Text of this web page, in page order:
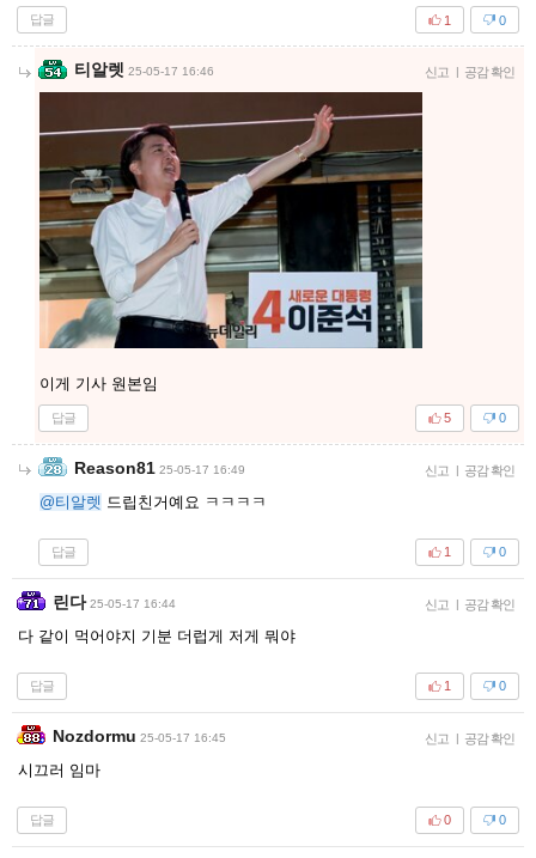
답글 0
1
티알렛 25-05-17 16:46 신고 | 공감 확인
이게 기사 원본임
답글 0
5
Reason81 25-05-17 16:49 신고 | 공감 확인
@티알렛 드립친거예요 ㅋㅋㅋㅋ
답글 0
1
린다 25-05-17 16:44 신고 | 공감 확인
다 같이 먹어야지 기분 더럽게 저게 뭐야
답글 0
1
Nozdormu 25-05-17 16:45 신고 | 공감 확인
시끄러 임마
답글 0
0